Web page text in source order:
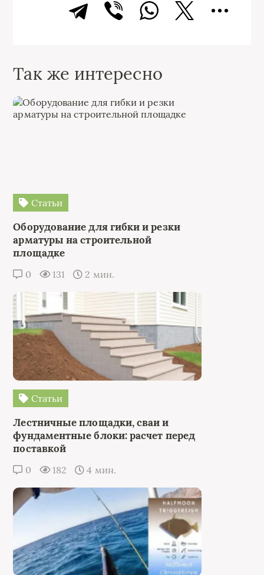
Так же интересно
Статьи
Оборудование для гибки и резки
арматуры на строительной
площадке
0 131 2 мин.
Статьи
Лестничные площадки, сваи и
фундаментные блоки: расчет перед
поставкой
0 182 4 мин.